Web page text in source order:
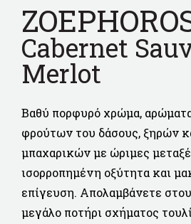
Cabernet
Merlot
Βαθύ πορφυρό χρώμα,
φρούτων του δάσους, ξηρών
μπαχαρικών με ώριμες
ισορροπημένη οξύτητα και
επίγευση. Απολαμβάνετε
μεγάλο ποτήρι σχήματος